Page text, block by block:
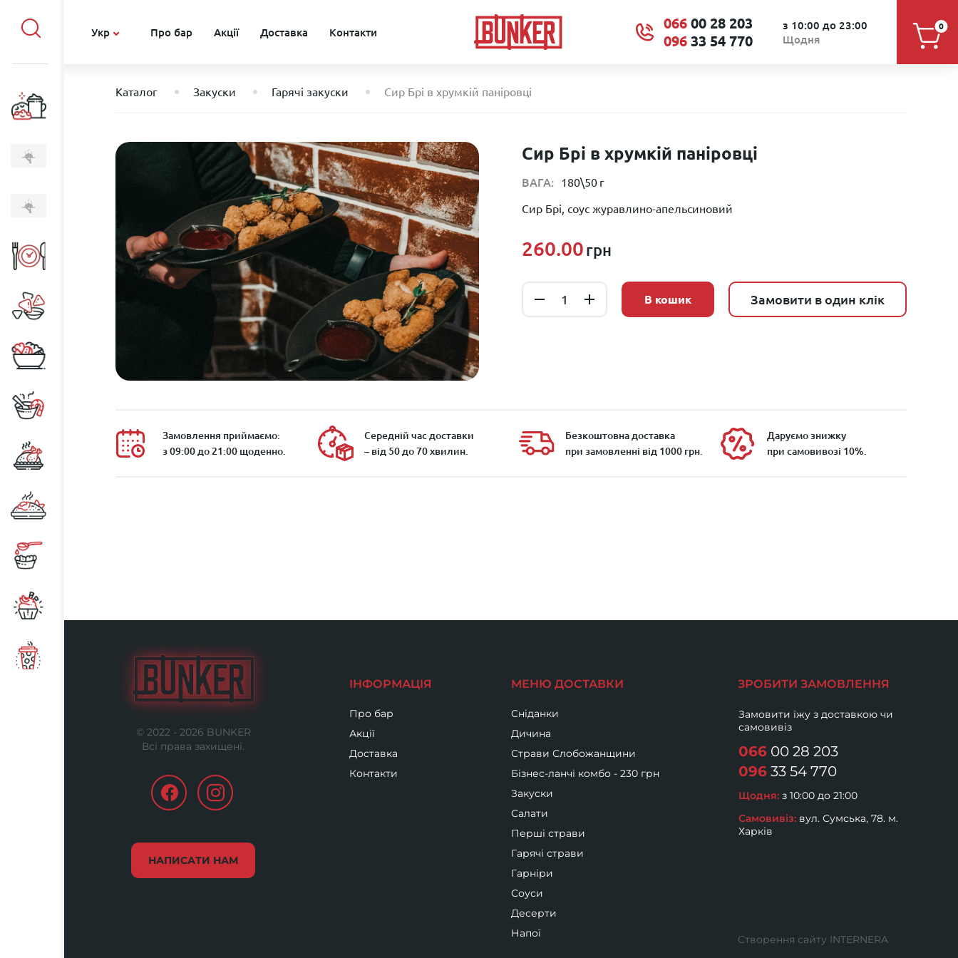
Укр Про бар Акції Доставка Контакти
066 00 28 203
096 33 54 770
з 10:00 до 23:00
Щодня
0
Каталог Закуски Гарячі закуски Сир Брі в хрумкій паніровці
Сир Брі в хрумкій паніровці
ВАГА: 180\50 г
Сир Брі, соус журавлино-апельсиновий
260.00 грн
В кошик Замовити в один клік
Замовлення приймаємо:
з 09:00 до 21:00 щоденно.
Середній час доставки
– від 50 до 70 хвилин.
Безкоштовна доставка
при замовленні від 1000 грн.
Даруємо знижку
при самовивозі 10%.
© 2022 - 2026 BUNKER
Всі права захищені.
НАПИСАТИ НАМ
ІНФОРМАЦІЯ
Про бар
Акції
Доставка
Контакти
МЕНЮ ДОСТАВКИ
Cніданки
Дичина
Страви Слобожанщини
Бізнес-ланчі комбо - 230 грн
Закуски
Салати
Перші страви
Гарячі страви
Гарніри
Соуси
Десерти
Напої
ЗРОБИТИ ЗАМОВЛЕННЯ
Замовити їжу з доставкою чи
самовивіз
06600 28 203
09633 54 770
Щодня:з 10:00 до 21:00
Самовивіз:вул. Сумська, 78. м.
Харків
Створення сайту INTERNERA